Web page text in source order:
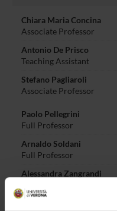
Chiara Maria Concina
Associate Professor
Antonio De Prisco
Teaching Assistant
Stefano Pagliaroli
Associate Professor
Paolo Pellegrini
Full Professor
Arnaldo Soldani
Full Professor
Alessandra Zangrandi